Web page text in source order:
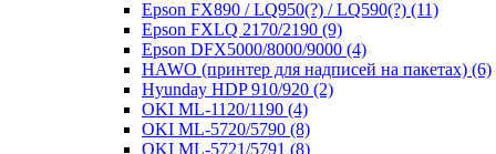
Epson FX890 / LQ950(?) / LQ590(?) (11)
Epson FXLQ 2170/2190 (9)
Epson DFX5000/8000/9000 (4)
HAWO (принтер для надписей на пакетах) (6)
Hyunday HDP 910/920 (2)
OKI ML-1120/1190 (4)
OKI ML-5720/5790 (8)
OKI ML-5721/5791 (8)